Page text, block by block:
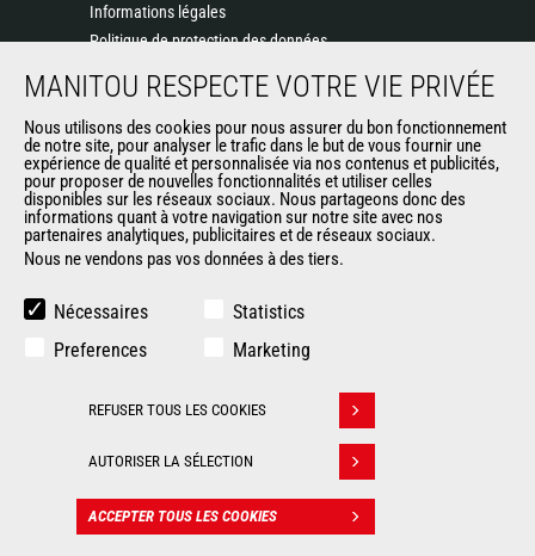
Informations légales
Politique de protection des données
Actualités
Historique
General Terms and Conditions of Sale
AUTRES SITES DU GROUPE
Manitou Group
Carrières
RMI Manitou
Gehl
© 2026
Manitou.com
Informations
légales
Politique de protection
des données
CONTACT
MANITOU RESPECTE VOTRE VIE PRIVÉE
Nous utilisons des cookies pour nous assurer du bon fonctionnement
de notre site, pour analyser le trafic dans le but de vous fournir une
expérience de qualité et personnalisée via nos contenus et publicités,
pour proposer de nouvelles fonctionnalités et utiliser celles
disponibles sur les réseaux sociaux. Nous partageons donc des
informations quant à votre navigation sur notre site avec nos
partenaires analytiques, publicitaires et de réseaux sociaux.
Nous ne vendons pas vos données à des tiers.
Nécessaires
Statistics
Preferences
Marketing
REFUSER TOUS LES COOKIES
AUTORISER LA SÉLECTION
ACCEPTER TOUS LES COOKIES